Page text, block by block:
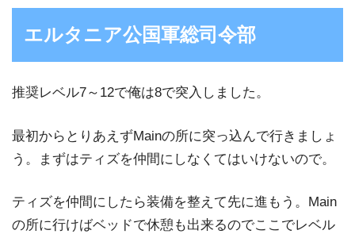
エルタニア公国軍総司令部
推奨レベル7～12で俺は8で突入しました。
最初からとりあえずMainの所に突っ込んで行きましょ
う。まずはティズを仲間にしなくてはいけないので。
ティズを仲間にしたら装備を整えて先に進もう。Main
の所に行けばベッドで休憩も出来るのでここでレベル